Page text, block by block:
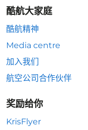
酷航大家庭
酷航精神
Media centre
加入我们
航空公司合作伙伴
奖励给你
KrisFlyer